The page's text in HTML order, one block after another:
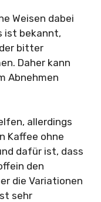
Weisen dabei
ist bekannt,
bitter
Daher kann
Abnehmen
allerdings
Kaffee ohne
dafür ist, dass
den
die Variationen
sehr